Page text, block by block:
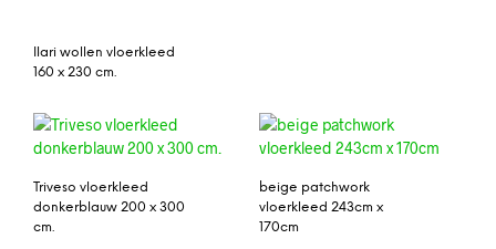
Ilari wollen vloerkleed
160 x 230 cm.
Triveso vloerkleed
donkerblauw 200 x 300
cm.
beige patchwork
vloerkleed 243cm x
170cm